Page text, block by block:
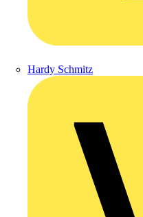
Hardy Schmitz